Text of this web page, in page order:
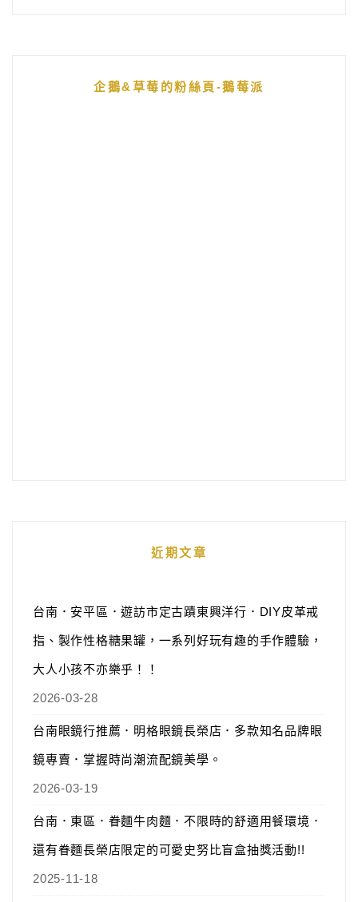
企鵝&草莓的粉絲頁-鵝莓派
近期文章
台南．安平區．遊訪市定古蹟東興洋行．DIY皮革戒
指、製作性格糖果罐，一系列好玩有趣的手作體驗，
大人小孩不亦樂乎！！
2026-03-28
台南眼鏡行推薦．明格眼鏡長榮店．多款知名品牌眼
鏡專賣．掌握時尚潮流配鏡美學。
2026-03-19
台南．東區．眷麵牛肉麵．不限時的舒適用餐環境．
還有眷麵長榮店限定的可愛史努比盲盒抽獎活動!!
2025-11-18